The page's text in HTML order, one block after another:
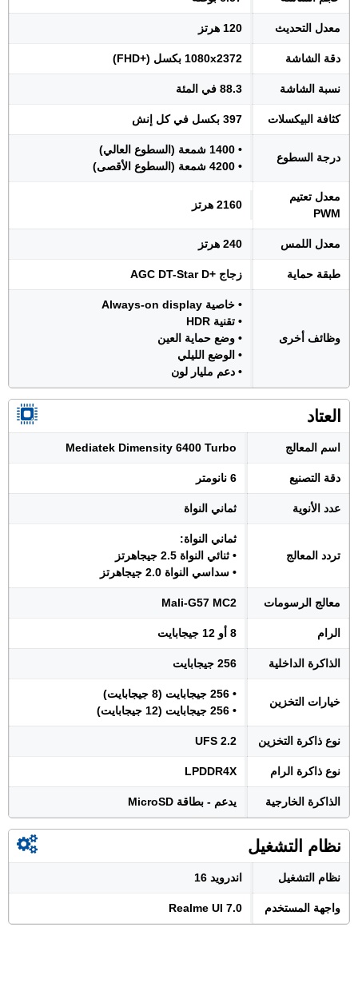
معدل التحديث 120 هرتز
دقة الشاشة 1080x2372 بكسل (+FHD)
نسبة الشاشة 88.3 في المئة
كثافة البيكسلات 397 بكسل في كل إنش
درجة السطوع
• 1400 شمعة (السطوع العالي)
• 4200 شمعة (السطوع الأقصى)
معدل تعتيم
PWM
2160 هرتز
معدل اللمس 240 هرتز
طبقة حماية زجاج +AGC DT-Star D
وظائف أخرى
• خاصية Always-on display
• تقنية HDR
• وضع حماية العين
• الوضع الليلي
• دعم مليار لون
العتاد
اسم المعالج Mediatek Dimensity 6400 Turbo
دقة التصنيع 6 نانومتر
عدد الأنوية ثماني النواة
تردد المعالج
ثماني النواة:
• ثنائي النواة 2.5 جيجاهرتز
• سداسي النواة 2.0 جيجاهرتز
معالج الرسومات Mali-G57 MC2
الرام 8 أو 12 جيجابايت
الذاكرة الداخلية 256 جيجابايت
خيارات التخزين
• 256 جيجابايت (8 جيجابايت)
• 256 جيجابايت (12 جيجابايت)
نوع ذاكرة التخزين UFS 2.2
نوع ذاكرة الرام LPDDR4X
الذاكرة الخارجية يدعم - بطاقة MicroSD
نظام التشغيل
نظام التشغيل اندرويد 16
واجهة المستخدم Realme UI 7.0